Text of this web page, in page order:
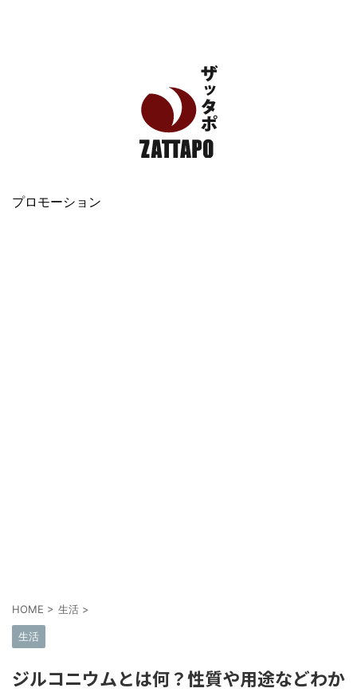
プロモーション
HOME > 生活 >
生活
ジルコニウムとは何？性質や用途などわか